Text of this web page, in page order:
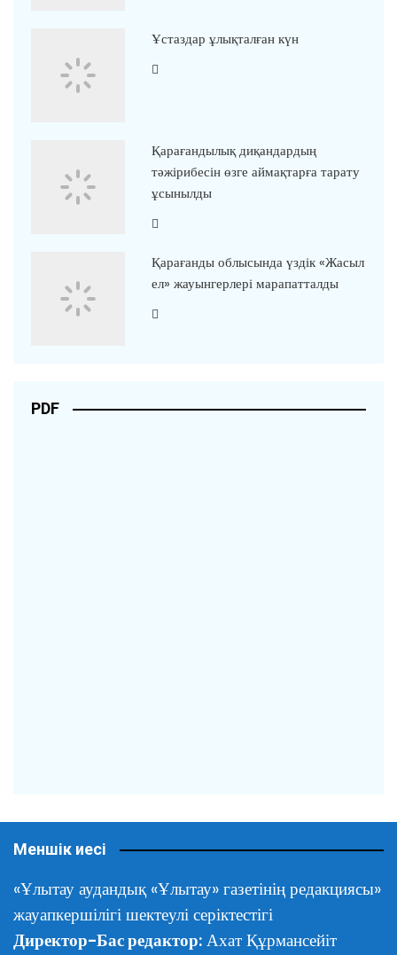
Ұстаздар ұлықталған күн
Қарағандылық диқандардың
тәжірибесін өзге аймақтарға тарату
ұсынылды
Қарағанды облысында үздік «Жасыл
ел» жауынгерлері марапатталды
PDF
Меншік иесі
«Ұлытау аудандық «Ұлытау» газетінің редакциясы»
жауапкершілігі шектеулі серіктестігі
Директор-Бас редактор: Ахат Құрмансейіт